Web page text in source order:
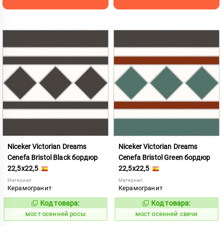
Niceker Victorian Dreams
Cenefa Bristol Black бордюр
22,5x22,5
Материал:
Керамогранит
1024082
Код товара:
мост осенней росы
Niceker Victorian Dreams
Cenefa Bristol Green бордюр
22,5x22,5
Материал:
Керамогранит
1024084
Код товара:
мост осенней свечи